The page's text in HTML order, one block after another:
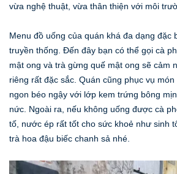
vừa nghệ thuật, vừa thân thiện với môi
Menu đồ uống của quán khá đa dạng đặc
truyền thống. Đến đây bạn có thể gọi cà
mật ong và trà gừng quế mật ong sẽ cảm
riêng rất đặc sắc. Quán cũng phục vụ
ngon béo ngậy với lớp kem trứng bông
nức. Ngoài ra, nếu không uống được cà
tố, nước ép rất tốt cho sức khoẻ như sinh
trà hoa đậu biếc chanh sả nhé.